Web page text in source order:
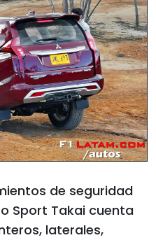
de seguridad
Sport Takai cuenta
laterales,